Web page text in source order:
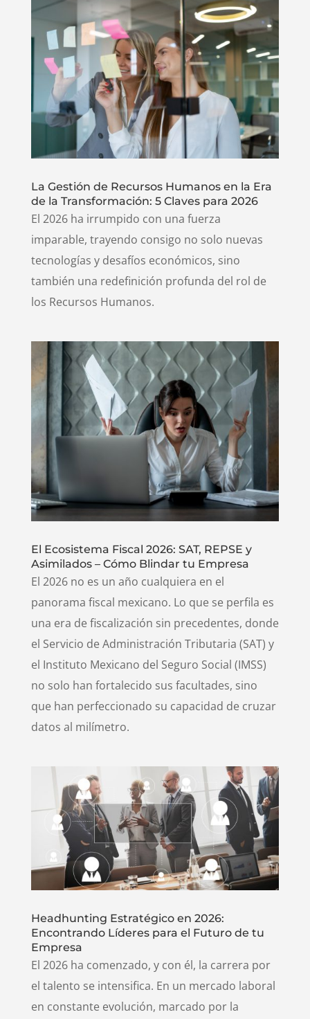
La Gestión de Recursos Humanos en la Era
de la Transformación: 5 Claves para 2026
El 2026 ha irrumpido con una fuerza
imparable, trayendo consigo no solo nuevas
tecnologías y desafíos económicos, sino
también una redefinición profunda del rol de
los Recursos Humanos.
El Ecosistema Fiscal 2026: SAT, REPSE y
Asimilados – Cómo Blindar tu Empresa
El 2026 no es un año cualquiera en el
panorama fiscal mexicano. Lo que se perfila es
una era de fiscalización sin precedentes, donde
el Servicio de Administración Tributaria (SAT) y
el Instituto Mexicano del Seguro Social (IMSS)
no solo han fortalecido sus facultades, sino
que han perfeccionado su capacidad de cruzar
datos al milímetro.
Headhunting Estratégico en 2026:
Encontrando Líderes para el Futuro de tu
Empresa
El 2026 ha comenzado, y con él, la carrera por
el talento se intensifica. En un mercado laboral
en constante evolución, marcado por la